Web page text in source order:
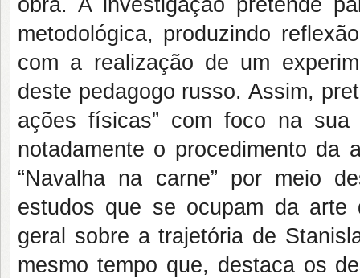
obra. A investigação pretende
metodológica, produzindo
com a realização de um
deste pedagogo russo. Assim,
ações físicas” com foco na
notadamente o procedimento da
“Navalha na carne” por meio
estudos que se ocupam da
geral sobre a trajetória de
mesmo tempo que, destaca os